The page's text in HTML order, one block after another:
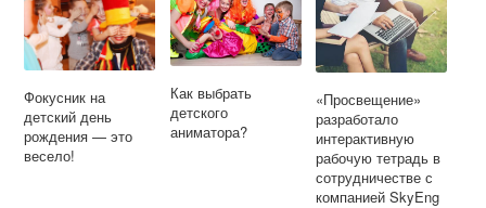
Фокусник на
детский день
рождения — это
весело!
Как выбрать
детского
аниматора?
«Просвещение»
разработало
интерактивную
рабочую тетрадь в
сотрудничестве с
компанией SkyEng